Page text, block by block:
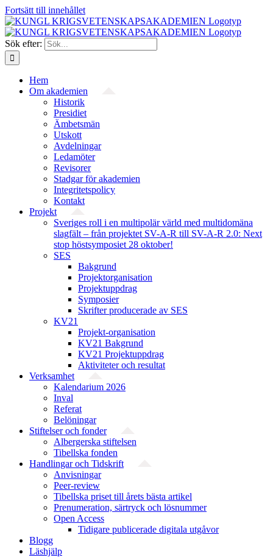
Fortsätt till innehållet
Sök efter:
Hem
Om akademien
Historik
Presidiet
Ämbetsmän
Utskott
Avdelningar
Ledamöter
Revisorer
Stadgar för akademien
Integritetspolicy
Kontakt
Projekt
Sveriges roll i en multipolär värld med multidomäna
slagfält – från projektet SV-A-R till SV-A-R 2.0: Next
stop höstsymposiet 28 oktober!
SES
Bakgrund
Projekt­organisation
Projektuppdrag
Symposier
Skrifter producerade av SES
KV21
Projekt-organisation
KV21 Bakgrund
KV21 Projektuppdrag
Aktiviteter och resultat
Verksamhet
Kalendarium 2026
Inval
Referat
Belöningar
Stiftelser och fonder
Albergerska stiftelsen
Tibellska fonden
Handlingar och Tidskrift
Anvisningar
Peer-review
Tibellska priset till årets bästa artikel
Prenumeration, särtryck och lösnummer
Open Access
Tidigare publicerade digitala utgåvor
Blogg
Läshjälp